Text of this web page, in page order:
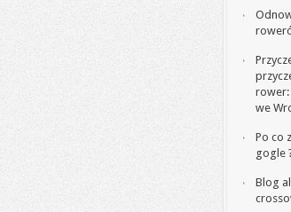
rower:
we
Po co
gogle
Blog